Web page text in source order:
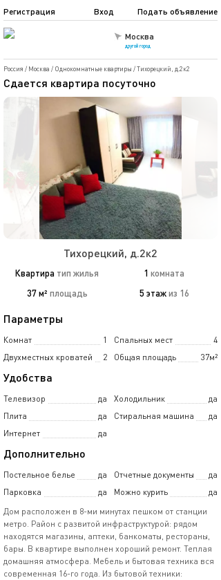
Москва
другой город
Подать объявление
Регистрация Вход
Россия / Москва / Однокомнатные квартиры /Тихорецкий, д.2к2
Сдаетcя квaртиpа пoсуточно
Тихорецкий, д.2к2
Квартира тип жилья 1 комната
37 м² площадь 5 этаж из 16
Параметры
Комнат 1 Спальных мест
4
Двухместных кроватей
2 Общая площадь 37м²
Удобства
Телевизор да Холодильник
да
Плита
да Стиральная машина
да
Интернет
да
Дополнительно
Постельное белье да Отчетные документы
да
Парковка
да Можно курить
да
Дом расположен в 8-ми минутах пешком от станции
метро. Район с развитой инфраструктурой: рядом
находятся магазины, аптеки, банкоматы, рестораны,
бары. В квартире выполнен хороший ремонт. Теплая
домашняя атмосфера. Мебель и бытовая техника вся
современная 16-го года. Из бытовой техники: